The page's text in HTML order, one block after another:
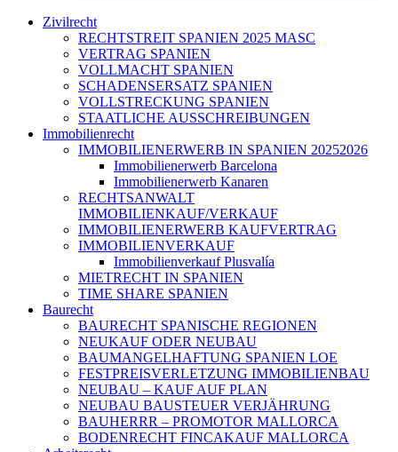
Zivilrecht
RECHTSTREIT SPANIEN 2025 MASC
VERTRAG SPANIEN
VOLLMACHT SPANIEN
SCHADENSERSATZ SPANIEN
VOLLSTRECKUNG SPANIEN
STAATLICHE AUSSCHREIBUNGEN
Immobilienrecht
IMMOBILIENERWERB IN SPANIEN 20252026
Immobilienerwerb Barcelona
Immobilienerwerb Kanaren
RECHTSANWALT
IMMOBILIENKAUF/VERKAUF
IMMOBILIENERWERB KAUFVERTRAG
IMMOBILIENVERKAUF
Immobilienverkauf Plusvalía
MIETRECHT IN SPANIEN
TIME SHARE SPANIEN
Baurecht
BAURECHT SPANISCHE REGIONEN
NEUKAUF ODER NEUBAU
BAUMANGELHAFTUNG SPANIEN LOE
FESTPREISVERLETZUNG IMMOBILIENBAU
NEUBAU – KAUF AUF PLAN
NEUBAU BAUSTEUER VERJÄHRUNG
BAUHERRR – PROMOTOR MALLORCA
BODENRECHT FINCAKAUF MALLORCA